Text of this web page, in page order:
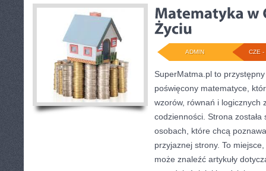
CZE -
ADMIN
SuperMatma.pl to
poświęcony matematyce,
wzorów, równań i logicznych
codzienności. Strona
osobach, które chcą
przyjaznej strony. To
może znaleźć artykuły